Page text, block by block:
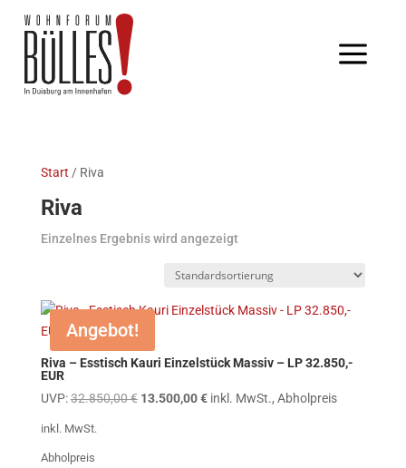
Start / Riva
Riva
Einzelnes Ergebnis wird angezeigt
Angebot!
Riva – Esstisch Kauri Einzelstück Massiv – LP 32.850,-
EUR
UVP: 32.850,00€ Ursprünglicher
13.500,00€Aktueller
inkl. MwSt., Abholpreis
inkl. MwSt.
Abholpreis